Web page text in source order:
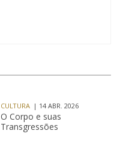
CULTURA | 14 ABR. 2026
O Corpo e suas
Transgressões